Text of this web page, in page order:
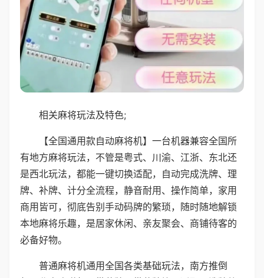
相关麻将玩法及特色;
【全国通用款自动麻将机】一台机器兼容全国所
有地方麻将玩法，不管是粤式、川渝、江浙、东北还
是西北玩法，都能一键切换适配，自动完成洗牌、理
牌、补牌、计分全流程，静音耐用、操作简单，家用
商用皆可，彻底告别手动码牌的繁琐，随时随地解锁
本地麻将乐趣，是居家休闲、亲友聚会、商铺待客的
必备好物。
普通麻将机通用全国各类基础玩法，南方推倒